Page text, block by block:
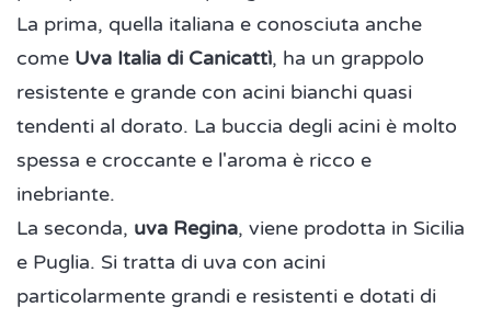
La prima, quella italiana e conosciuta anche
come Uva Italia di Canicattì, ha un grappolo
resistente e grande con acini bianchi quasi
tendenti al dorato. La buccia degli acini è molto
spessa e croccante e l'aroma è ricco e
inebriante.
La seconda, uva Regina, viene prodotta in Sicilia
e Puglia. Si tratta di uva con acini
particolarmente grandi e resistenti e dotati di